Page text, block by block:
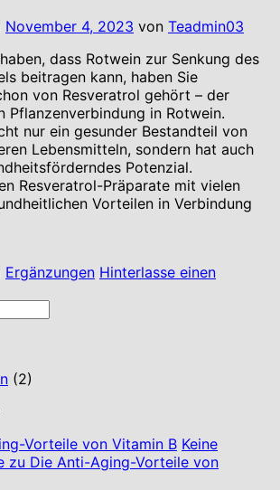
November 4, 2023 von Teadmin03
dass Rotwein zur Senkung des
beitragen kann, haben Sie
von Resveratrol gehört – der
Pflanzenverbindung in Rotwein.
nur ein gesunder Bestandteil von
Lebensmitteln, sondern hat auch
Potenzial.
Resveratrol-Präparate mit vielen
Vorteilen in Verbindung
Ergänzungen Hinterlasse einen
(2)
Vorteile von Vitamin B Keine
zu Die Anti-Aging-Vorteile von